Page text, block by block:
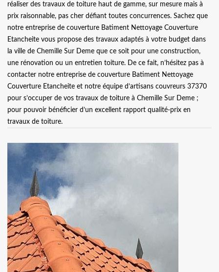
réaliser des travaux de toiture haut de gamme, sur mesure mais à
prix raisonnable, pas cher défiant toutes concurrences. Sachez que
notre entreprise de couverture Batiment Nettoyage Couverture
Etancheite vous propose des travaux adaptés à votre budget dans
la ville de Chemille Sur Deme que ce soit pour une construction,
une rénovation ou un entretien toiture. De ce fait, n’hésitez pas à
contacter notre entreprise de couverture Batiment Nettoyage
Couverture Etancheite et notre équipe d’artisans couvreurs 37370
pour s’occuper de vos travaux de toiture à Chemille Sur Deme ;
pour pouvoir bénéficier d’un excellent rapport qualité-prix en
travaux de toiture.